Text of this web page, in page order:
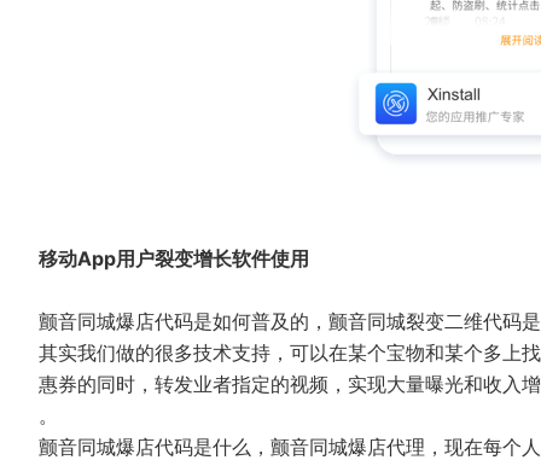
移动App用户裂变增长软件使用
颤音同城爆店代码是如何普及的，颤音同城裂变二维代码
其实我们做的很多技术支持，可以在某个宝物和某个多上
惠券的同时，转发业者指定的视频，实现大量曝光和收入
。
颤音同城爆店代码是什么，颤音同城爆店代理，现在每个